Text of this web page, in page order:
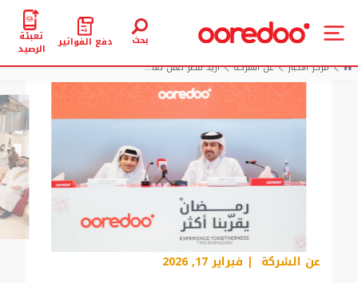
بحث دفع الفواتير تعبئة
الرصيد
مركز الأخبار
عن الشركة أريدُ قطر تعلن تعا...
عن الشركة | فبراير 17, 2026